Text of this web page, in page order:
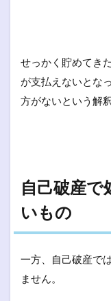
せっかく貯めてき
が支払えないとな
方がないという解
自己破産
いもの
一方、自己破産で
ません。